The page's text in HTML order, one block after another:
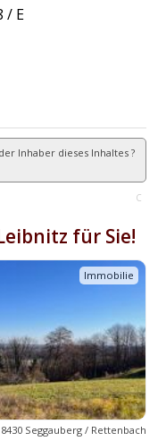
/ E
Inhaber dieses Inhaltes ?
C
für Sie!
Immobilie
8430 Seggauberg / Rettenbach